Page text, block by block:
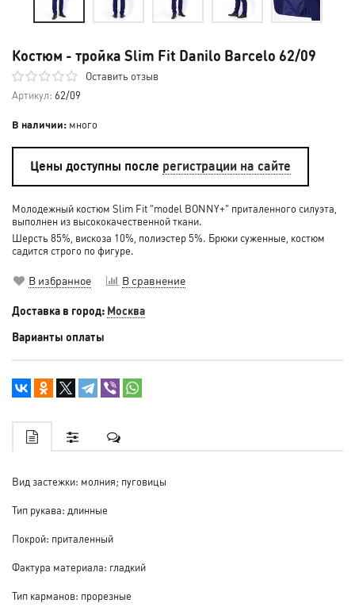
Костюм - тройка Slim Fit Danilo Barcelo 62/09
Оставить отзыв
Артикул: 62/09
В наличии: много
Цены доступны после регистрации на сайте
Молодежный костюм Slim Fit "model BONNY+" приталенного силуэта,
выполнен из высококачественной ткани.
Шерсть 85%, вискоза 10%, полиэстер 5%. Брюки суженные, костюм
садится строго по фигуре.
В избранное В сравнение
Доставка в город: Москва
Варианты оплаты
Вид застежки: молния; пуговицы
Тип рукава: длинные
Покрой: приталенный
Фактура материала: гладкий
Тип карманов: прорезные